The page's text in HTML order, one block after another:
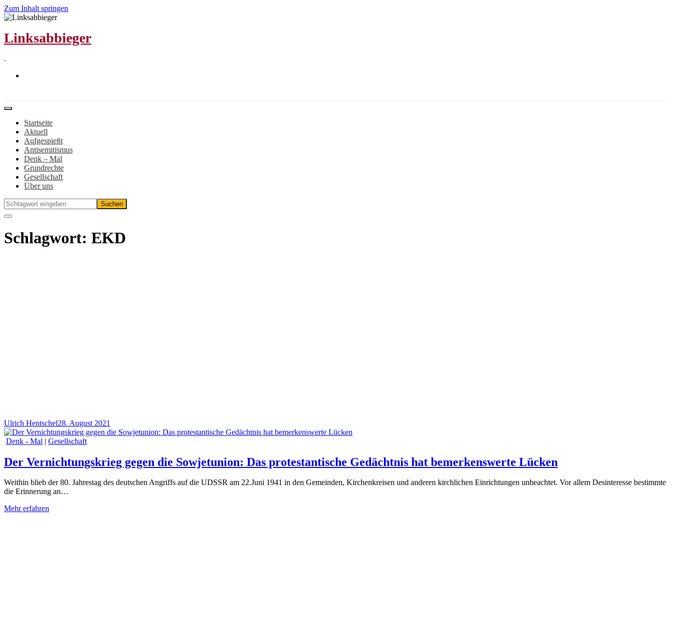
Zum Inhalt springen
Linksabbieger
.
Startseite
Aktuell
Aufgespießt
Antisemitismus
Denk – Mal
Grundrechte
Gesellschaft
Über uns
Schlagwort: EKD
Ulrich Hentschel28. August 2021
Denk - Mal | Gesellschaft
Der Vernichtungskrieg gegen die Sowjetunion: Das protestantische Gedächtnis hat bemerkenswerte Lücken
Weithin blieb der 80. Jahrestag des deutschen Angriffs auf die UDSSR am 22.Juni 1941 in den Gemeinden, Kirchenkreisen und anderen kirchlichen Einrichtungen unbeachtet. Vor allem Desinteresse bestimmte
die Erinnerung an…
Mehr erfahren